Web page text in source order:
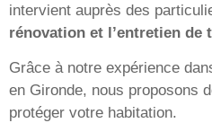
intervient auprès des
rénovation et l’entretien de
Grâce à notre expérience
en Gironde, nous proposons
protéger votre habitation.